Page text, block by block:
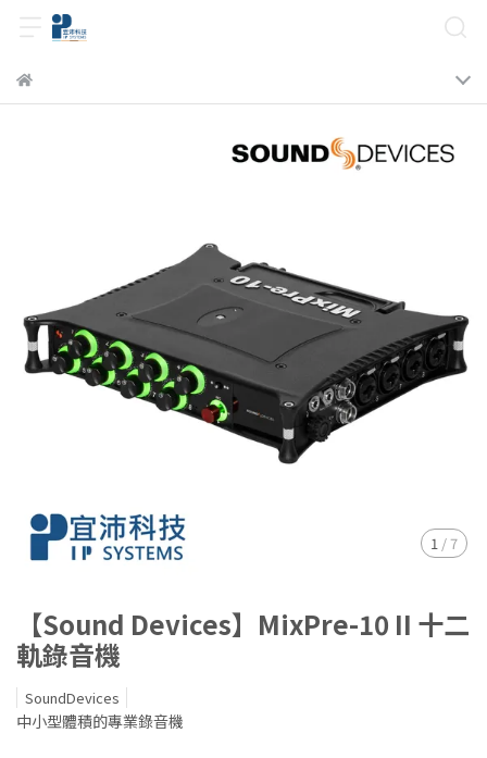
1 /7
【Sound Devices】MixPre-10 II 十二
軌錄音機
SoundDevices
中小型體積的專業錄音機